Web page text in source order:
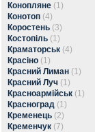
Конопляне (1)
Конотоп (4)
Коростень (3)
Костопіль (1)
Краматорськ (4)
Красіно (1)
Красний Лиман (1)
Красний Луч (1)
Красноармійськ (1)
Красноград (1)
Кременець (2)
Кременчук (7)